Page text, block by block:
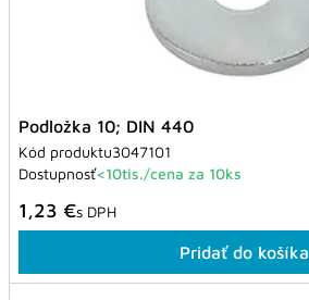
Podložka 10; DIN 440
Kód produktu3047101
Dostupnosť<10tis./cena za 10ks
1,23 €s DPH
Pridať do košíka